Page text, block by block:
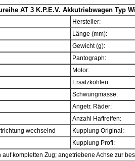
AT 3 K.P.E.V. Akkutriebwagen Typ
Hersteller:
Länge (mm):
Gewicht (g):
Pantograph:
Motor:
Ersatzkohlen:
Schwungmasse:
Angetr. Räder:
Anzahl Haftreifen:
wechselnd
Kupplung Original:
Kupplung Profi:
kompletten Zug; angetriebene Achse zur